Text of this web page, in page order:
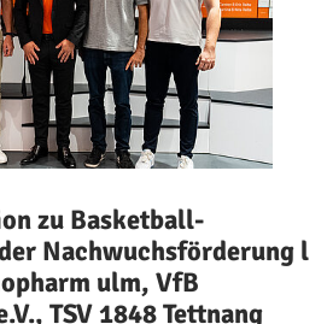
zu Basketball-
Nachwuchsförderung l
ulm, VfB
TSV 1848 Tettnang